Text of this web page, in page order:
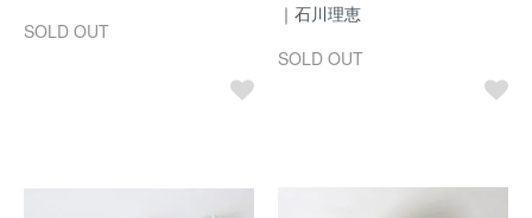
SOLD OUT
｜石川理恵
SOLD OUT